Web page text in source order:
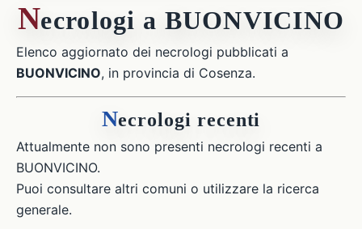
Necrologi a BUONVICINO
Elenco aggiornato dei necrologi pubblicati a
BUONVICINO, in provincia di Cosenza.
Necrologi recenti
Attualmente non sono presenti necrologi recenti a
BUONVICINO.
Puoi consultare altri comuni o utilizzare la ricerca
generale.